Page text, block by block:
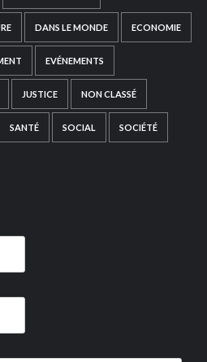
DANS LE MONDE ECONOMIE
EVÉNEMENTS
JUSTICE NON CLASSÉ
SANTÉ SOCIAL SOCIÉTÉ